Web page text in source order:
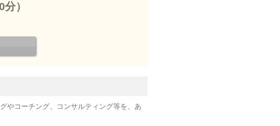
）
やコーチング、コンサルティング等を、あ